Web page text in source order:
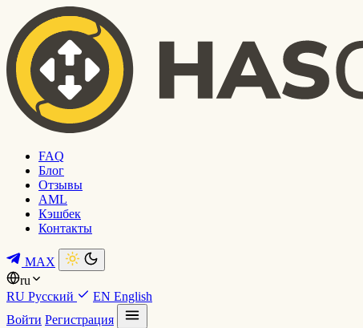
FAQ
Блог
Отзывы
AML
Кэшбек
Контакты
MAX
ru
RU Русский EN English
Войти Регистрация